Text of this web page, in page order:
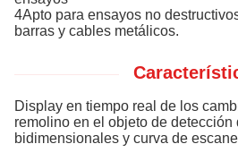
4Apto para ensayos no
barras y cables metálicos.
Display en tiempo real de los
remolino en el objeto de detección
bidimensionales y curva de